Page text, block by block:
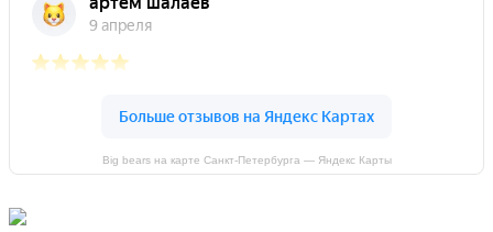
Big bears на карте Санкт‑Петербурга — Яндекс Карты